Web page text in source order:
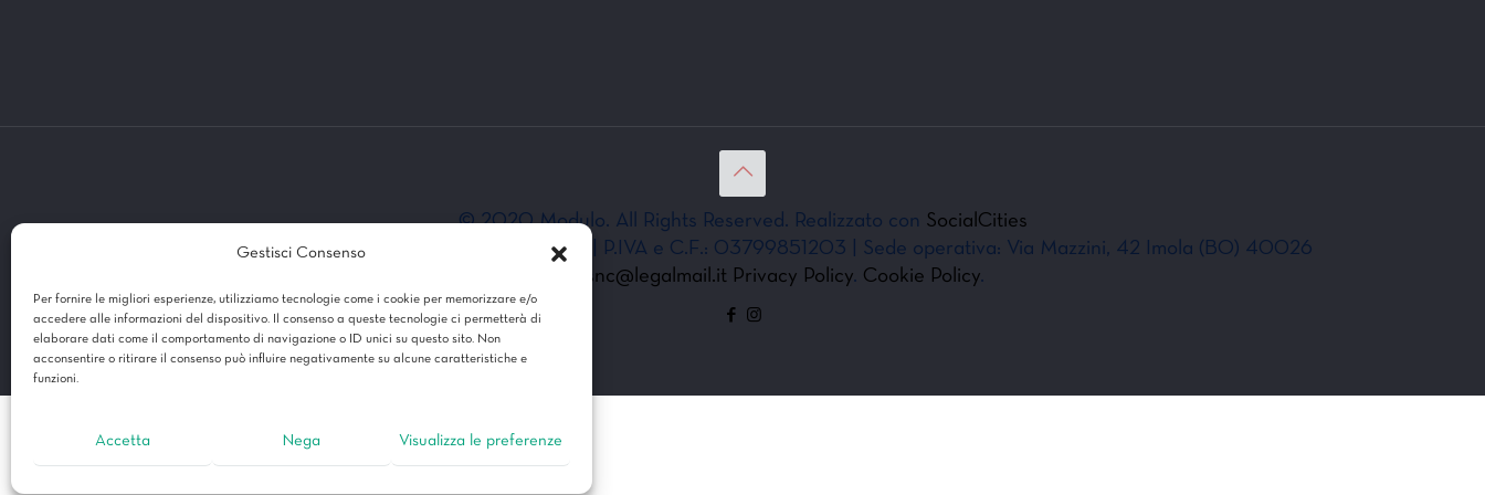
Gestisci Consenso
Per fornire le migliori esperienze, utilizziamo tecnologie come i cookie per memorizzare e/o
accedere alle informazioni del dispositivo. Il consenso a queste tecnologie ci permetterà di
elaborare dati come il comportamento di navigazione o ID unici su questo sito. Non
acconsentire o ritirare il consenso può influire negativamente su alcune caratteristiche e
funzioni.
Accetta Nega Visualizza le preferenze
© 2020 Modulo. All Rights Reserved. Realizzato con SocialCities
Modulo di Sabattani Elisa e Sintoni Marina snc. | P.IVA e C.F.: 03799851203 | Sede operativa: Via Mazzini, 42 Imola (BO) 40026
ilmodulosnc@legalmail.it Privacy Policy. Cookie Policy.